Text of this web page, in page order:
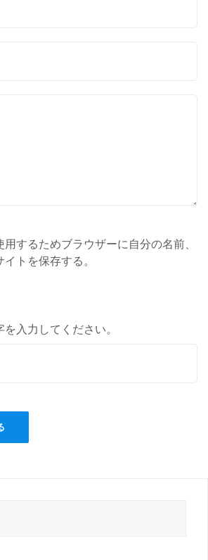
するためブラウザーに自分の名前、
トを保存する。
を入力してください。